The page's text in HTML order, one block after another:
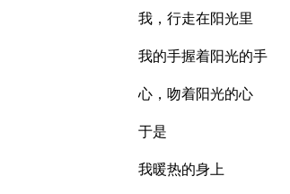
我，行走在阳光里
我的手握着阳光的手
心，吻着阳光的心
于是
我暖热的身上